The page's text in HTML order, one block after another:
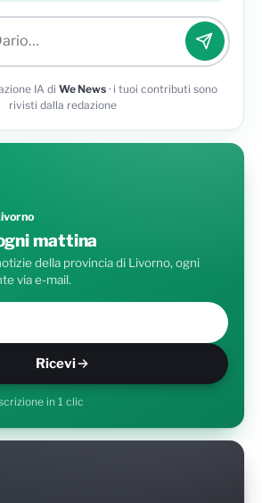
IA di We News· i tuoi contributi sono
rivisti dalla redazione
mattina
della provincia di Livorno, ogni
via e-mail.
Ricevi
in 1 clic